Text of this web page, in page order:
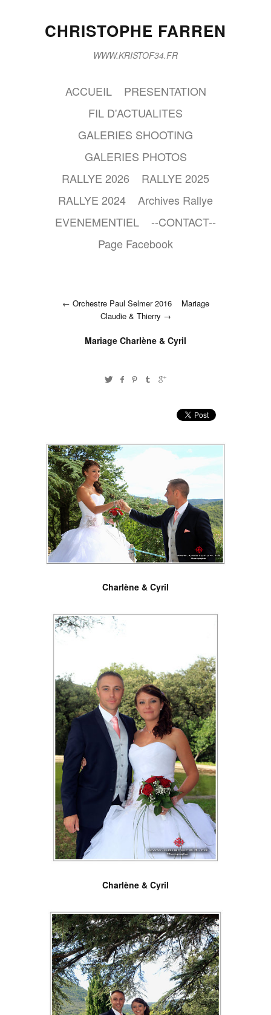
CHRISTOPHE FARREN
WWW.KRISTOF34.FR
ACCUEIL
PRESENTATION
FIL D'ACTUALITES
GALERIES SHOOTING
GALERIES PHOTOS
RALLYE 2026
RALLYE 2025
RALLYE 2024
Archives Rallye
EVENEMENTIEL
--CONTACT--
Page Facebook
Orchestre Paul Selmer 2016
Mariage
Claudie & Thierry
Mariage Charlène & Cyril
Charlène & Cyril
Charlène & Cyril